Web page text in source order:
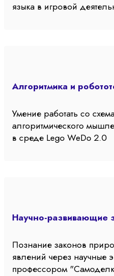
языка в игровой
Алгоритмика и
Умение работать со
алгоритмического
в среде Lego WeDo 2.0
Научно-развивающие
Познание законов
явлений через научные
профессором